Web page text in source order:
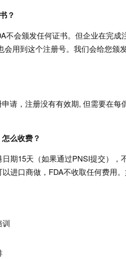
？
不会颁发任何证书。但企业在完成
会用到这个注册号。我们会给您
请，注册没有有效期, 但需要在
么收费？
期15天（如果通过PNSI提交），
进口商做，FDA不收取任何费用
训